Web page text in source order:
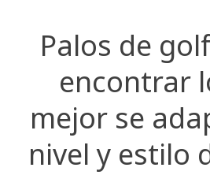
Palos de
encontrar
mejor se
nivel y estilo